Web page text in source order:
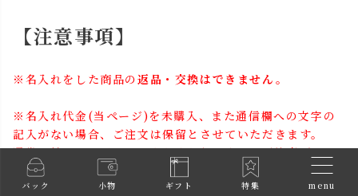
バック 小物 ギフト 特集 menu
【注意事項】
※名入れをした商品の返品・交換はできません。
※名入れ代金(当ページ)を未購入、また通信欄への文字の
記入がない場合、ご注文は保留とさせていただきます。
通常の納期でお届けができなくなりますのでご注意下さ
い。